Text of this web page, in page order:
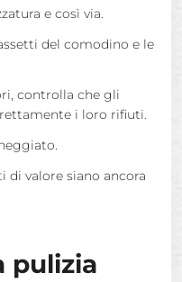
e così via.
del comodino e le
controlla che gli
i loro rifiuti.
valore siano ancora
pulizia